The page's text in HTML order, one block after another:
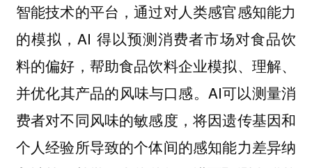
智能技术的平台，通过对人类感官感知能力
的模拟，AI 得以预测消费者市场对食品饮
料的偏好，帮助食品饮料企业模拟、理解、
并优化其产品的风味与口感。AI可以测量消
费者对不同风味的敏感度，将因遗传基因和
个人经验所导致的个体间的感知能力差异纳